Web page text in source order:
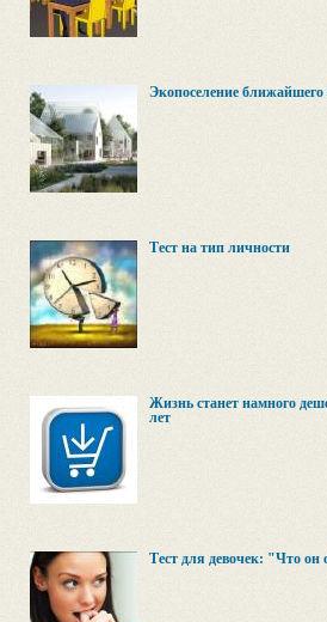
Экопоселение ближайшего
Тест на тип личности
Жизнь станет намного
лет
Тест для девочек: "Что он